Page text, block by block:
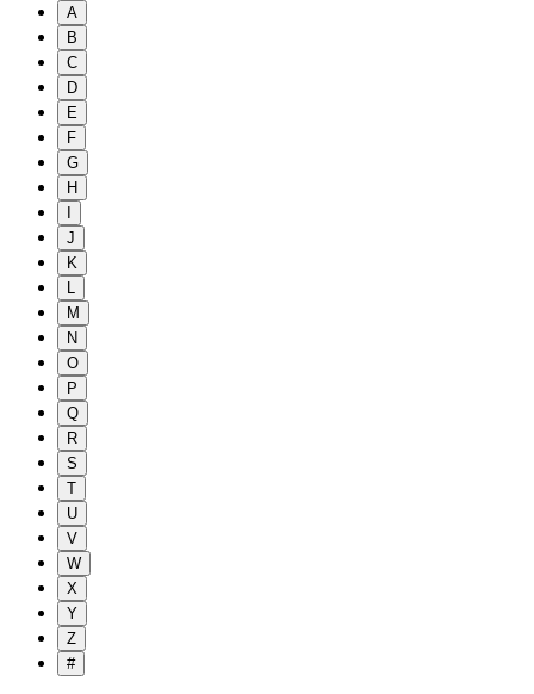
A
B
C
D
E
F
G
H
J
K
L
M
N
O
P
Q
R
S
T
U
V
W
X
Y
Z
#